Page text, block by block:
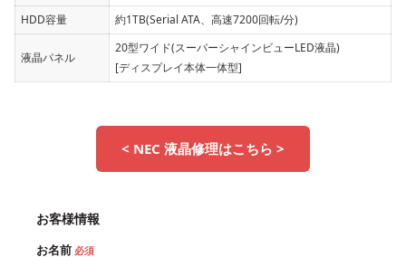
HDD容量
約1TB(Serial ATA、高速7200回転/分)
液晶パネル
20型ワイド(スーパーシャインビューLED液晶)
[ディスプレイ本体一体型]
< NEC 液晶修理はこちら >
お客様情報
お名前 必須